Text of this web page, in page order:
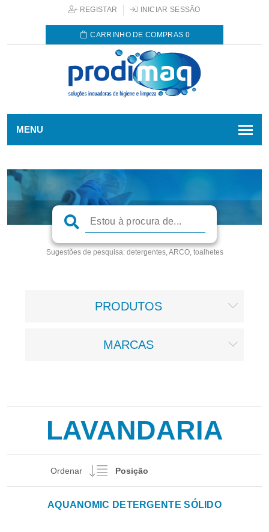
REGISTAR INICIAR SESSÃO
CARRINHO DE COMPRAS 0
MENU
Sugestões de pesquisa:detergentes, ARCO, toalhetes
PRODUTOS
MARCAS
LAVANDARIA
Ordenar
AQUANOMIC DETERGENTE SÓLIDO